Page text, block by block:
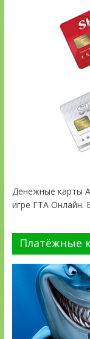
Денежные карты
игре ГТА Онлайн.
Платёжные